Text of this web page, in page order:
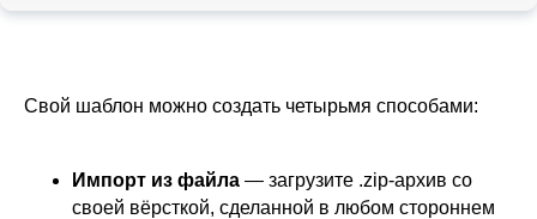
Свой шаблон можно создать четырьмя способами:
Импорт из файла — загрузите .zip-архив со
своей вёрсткой, сделанной в любом стороннем